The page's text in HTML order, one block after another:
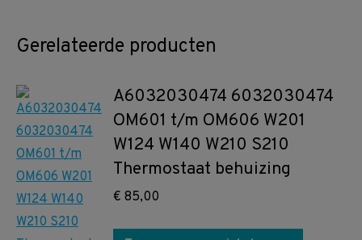
Gerelateerde producten
A6032030474 6032030474
OM601 t/m OM606 W201
W124 W140 W210 S210
Thermostaat behuizing
€ 85,00